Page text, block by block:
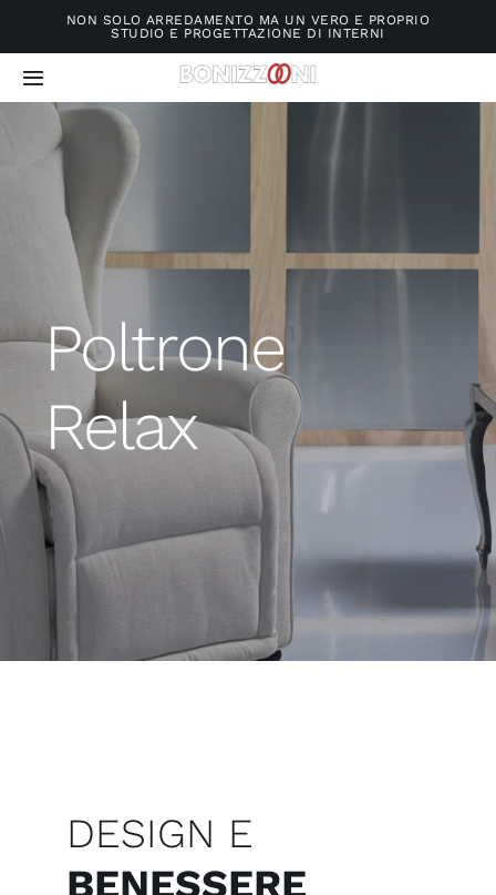
contenuto
NON SOLO ARREDAMENTO MA UN VERO E PROPRIO
STUDIO E PROGETTAZIONE DI INTERNI
Toggle
Navigation
Materassi e reti
Contatti
Poltrone
Relax
DESIGN E
BENESSERE